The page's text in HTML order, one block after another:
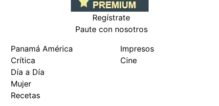
Regístrate
Paute con nosotros
Panamá América
Crítica
Día a Día
Mujer
Recetas
Impresos
Cine